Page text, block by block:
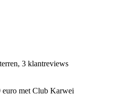
3 klantreviews
met Club Karwei